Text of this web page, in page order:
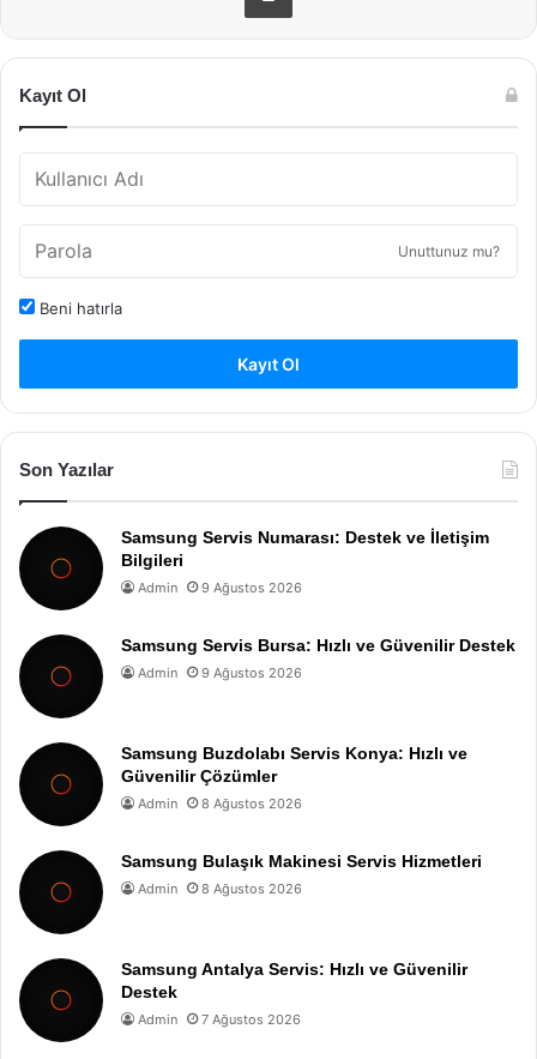
Kayıt Ol
Unuttunuz mu?
Beni hatırla
Kayıt Ol
Son Yazılar
Samsung Servis Numarası: Destek ve İletişim
Bilgileri
Admin 9 Ağustos 2026
Samsung Servis Bursa: Hızlı ve Güvenilir Destek
Admin 9 Ağustos 2026
Samsung Buzdolabı Servis Konya: Hızlı ve
Güvenilir Çözümler
Admin 8 Ağustos 2026
Samsung Bulaşık Makinesi Servis Hizmetleri
Admin 8 Ağustos 2026
Samsung Antalya Servis: Hızlı ve Güvenilir
Destek
Admin 7 Ağustos 2026